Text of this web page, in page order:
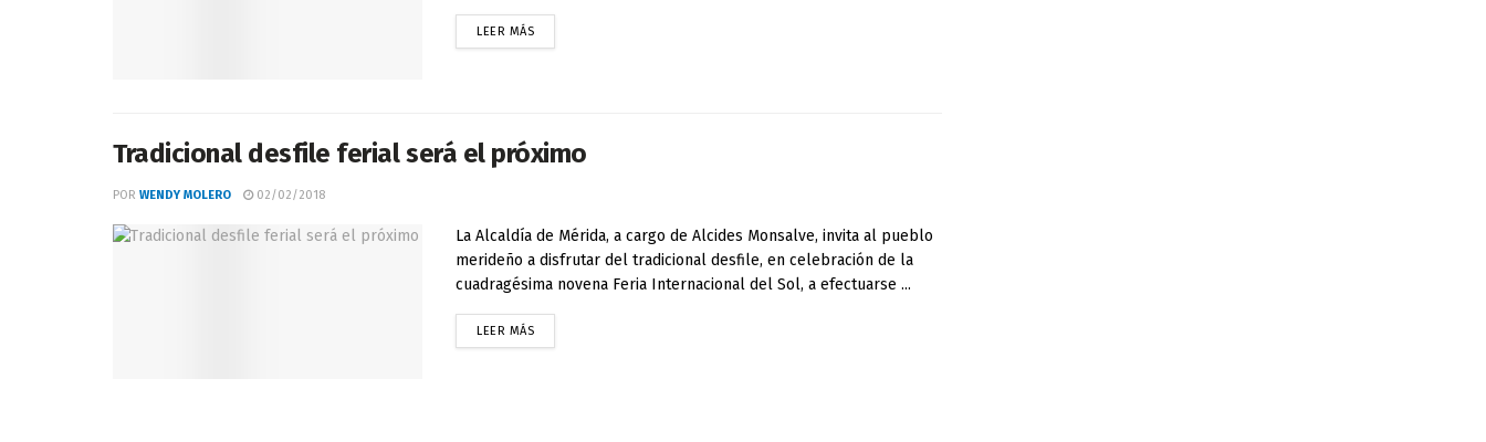
LEER MÁS
Tradicional desfile ferial será el próximo
POR WENDY MOLERO 02/02/2018
La Alcaldía de Mérida, a cargo de Alcides Monsalve, invita al pueblo
merideño a disfrutar del tradicional desfile, en celebración de la
cuadragésima novena Feria Internacional del Sol, a efectuarse ...
LEER MÁS